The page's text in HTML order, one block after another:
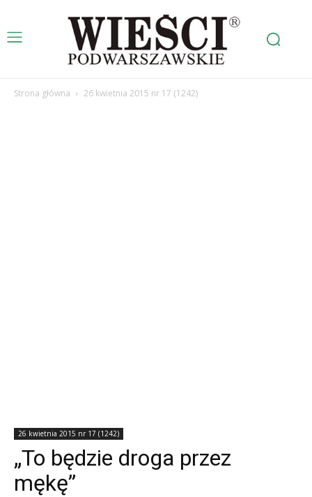
Strona główna 26 kwietnia 2015 nr 17 (1242)
26 kwietnia 2015 nr 17 (1242)
„To będzie droga przez
mękę”